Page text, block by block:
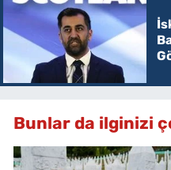
Bunlar da ilginizi